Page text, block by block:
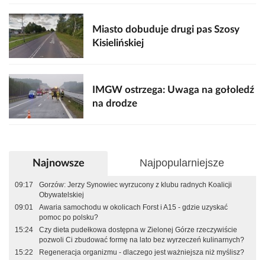
Miasto dobuduje drugi pas Szosy
Kisielińskiej
IMGW ostrzega: Uwaga na gołoledź
na drodze
Najnowsze Najpopularniejsze
09:17
Gorzów: Jerzy Synowiec wyrzucony z klubu radnych Koalicji
Obywatelskiej
09:01
Awaria samochodu w okolicach Forst i A15 - gdzie uzyskać
pomoc po polsku?
15:24
Czy dieta pudełkowa dostępna w Zielonej Górze rzeczywiście
pozwoli Ci zbudować formę na lato bez wyrzeczeń kulinarnych?
15:22
Regeneracja organizmu - dlaczego jest ważniejsza niż myślisz?